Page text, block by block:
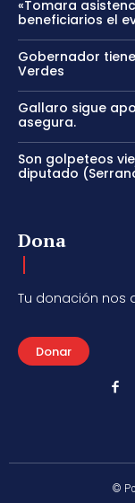
«Tomara
beneficiarios el
Gobernador
Verdes
Gallaro sigue
asegura.
Son golpeteos
diputado
Dona
Tu donación nos
Donar
©